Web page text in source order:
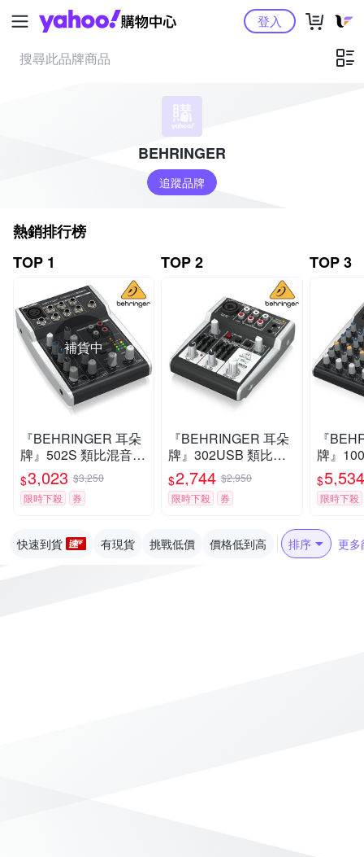
Yahoo購物中心登入
BEHRINGER
追蹤品牌
熱銷排行榜
TOP 1
補貨中
『BEHRINGER 耳朵
牌』502S 類比混音器
/ 錄音介面直播神器 /
公司貨
$3,023 $3,250
限時下殺
券
TOP 2
『BEHRINGER 耳朵
牌』302USB 類比混
音器 / 錄音介面直播神
器 / 公司貨
$2,744 $2,950
限時下殺
券
TOP 3
『
牌』
音器 /
器 / 公
$5,534
限時下殺
快速到貨 有現貨 挑戰低價 價格低到高 排序 更多